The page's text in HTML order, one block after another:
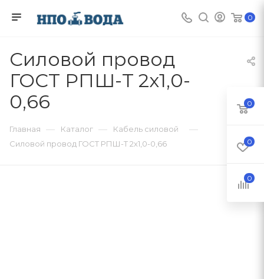
0
Силовой провод
ГОСТ РПШ-Т 2х1,0-
0,66
Главная — Каталог — Кабель силовой —
Силовой провод ГОСТ РПШ-Т 2х1,0-0,66
0
0
0